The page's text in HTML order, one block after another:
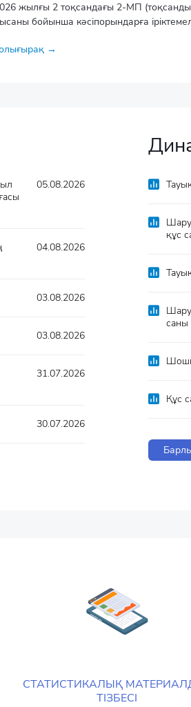
жылғы 2 тоқсандағы 2-МП
бойынша кәсіпорындарға
→
05.08.2026
04.08.2026
03.08.2026
03.08.2026
31.07.2026
30.07.2026
құс
саны
Құс
СТАТИСТИКАЛЫҚ
ТІЗБЕСІ